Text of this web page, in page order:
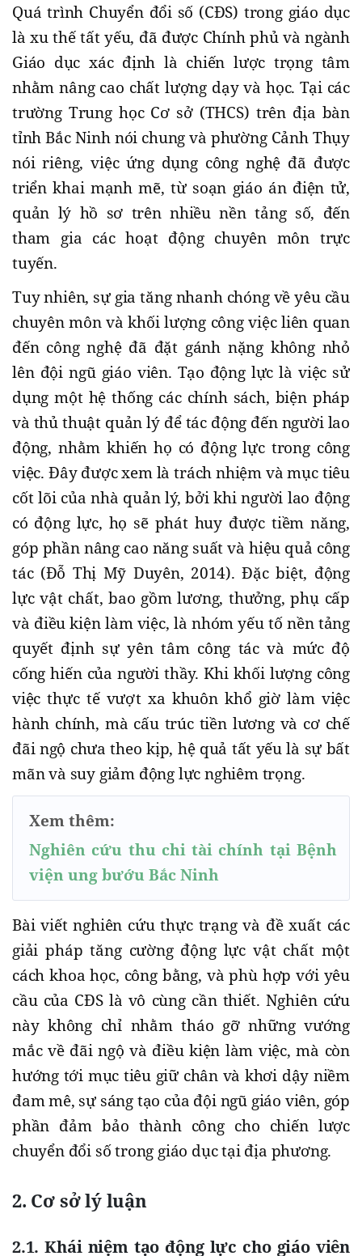
Quá trình Chuyển đổi số (CĐS) trong giáo dục
là xu thế tất yếu, đã được Chính phủ và ngành
Giáo dục xác định là chiến lược trọng tâm
nhằm nâng cao chất lượng dạy và học. Tại các
trường Trung học Cơ sở (THCS) trên địa bàn
tỉnh Bắc Ninh nói chung và phường Cảnh Thụy
nói riêng, việc ứng dụng công nghệ đã được
triển khai mạnh mẽ, từ soạn giáo án điện tử,
quản lý hồ sơ trên nhiều nền tảng số, đến
tham gia các hoạt động chuyên môn trực
tuyến.
Tuy nhiên, sự gia tăng nhanh chóng về yêu cầu
chuyên môn và khối lượng công việc liên quan
đến công nghệ đã đặt gánh nặng không nhỏ
lên đội ngũ giáo viên. Tạo động lực là việc sử
dụng một hệ thống các chính sách, biện pháp
và thủ thuật quản lý để tác động đến người lao
động, nhằm khiến họ có động lực trong công
việc. Đây được xem là trách nhiệm và mục tiêu
cốt lõi của nhà quản lý, bởi khi người lao động
có động lực, họ sẽ phát huy được tiềm năng,
góp phần nâng cao năng suất và hiệu quả công
tác (Đỗ Thị Mỹ Duyên, 2014). Đặc biệt, động
lực vật chất, bao gồm lương, thưởng, phụ cấp
và điều kiện làm việc, là nhóm yếu tố nền tảng
quyết định sự yên tâm công tác và mức độ
cống hiến của người thầy. Khi khối lượng công
việc thực tế vượt xa khuôn khổ giờ làm việc
hành chính, mà cấu trúc tiền lương và cơ chế
đãi ngộ chưa theo kịp, hệ quả tất yếu là sự bất
mãn và suy giảm động lực nghiêm trọng.
Xem thêm:
Nghiên cứu thu chi tài chính tại Bệnh
viện ung bướu Bắc Ninh
Bài viết nghiên cứu thực trạng và đề xuất các
giải pháp tăng cường động lực vật chất một
cách khoa học, công bằng, và phù hợp với yêu
cầu của CĐS là vô cùng cần thiết. Nghiên cứu
này không chỉ nhằm tháo gỡ những vướng
mắc về đãi ngộ và điều kiện làm việc, mà còn
hướng tới mục tiêu giữ chân và khơi dậy niềm
đam mê, sự sáng tạo của đội ngũ giáo viên, góp
phần đảm bảo thành công cho chiến lược
chuyển đổi số trong giáo dục tại địa phương.
2. Cơ sở lý luận
2.1. Khái niệm tạo động lực cho giáo viên